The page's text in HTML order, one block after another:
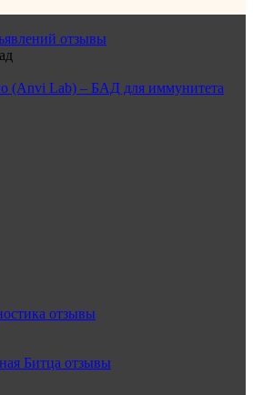
отзывы
(Anvi Lab) – БАД для иммунитета
отзывы
Битца отзывы